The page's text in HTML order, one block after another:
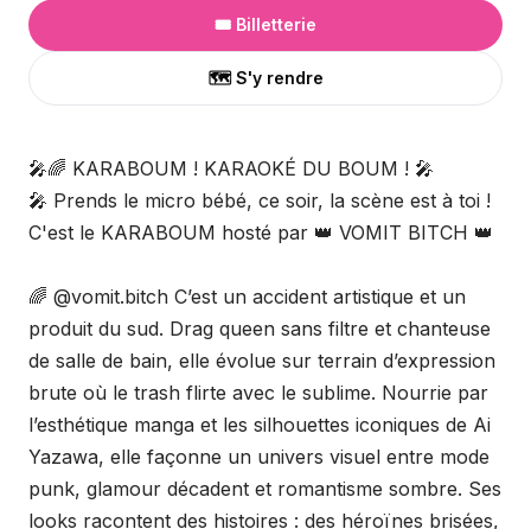
🎟️ Billetterie
🗺️ S'y rendre
🎤🌈 KARABOUM ! KARAOKÉ DU BOUM ! 🎤
🎤 Prends le micro bébé, ce soir, la scène est à toi !
C'est le KARABOUM hosté par 👑 VOMIT BITCH 👑
🌈 @vomit.bitch C’est un accident artistique et un
produit du sud. Drag queen sans filtre et chanteuse
de salle de bain, elle évolue sur terrain d’expression
brute où le trash flirte avec le sublime. Nourrie par
l’esthétique manga et les silhouettes iconiques de Ai
Yazawa, elle façonne un univers visuel entre mode
punk, glamour décadent et romantisme sombre. Ses
looks racontent des histoires : des héroïnes brisées,